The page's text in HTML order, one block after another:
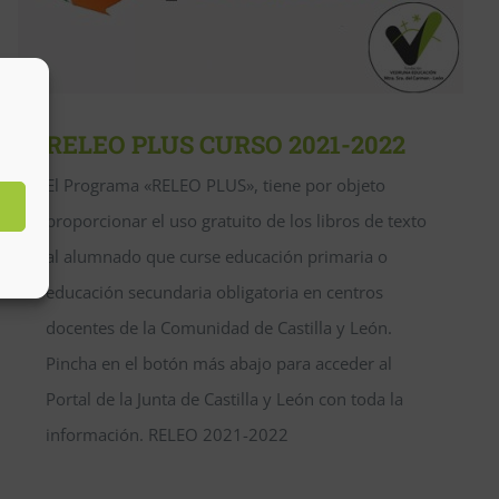
RELEO PLUS CURSO 2021-2022
El Programa «RELEO PLUS», tiene por objeto
proporcionar el uso gratuito de los libros de texto
al alumnado que curse educación primaria o
educación secundaria obligatoria en centros
docentes de la Comunidad de Castilla y León.
Pincha en el botón más abajo para acceder al
Portal de la Junta de Castilla y León con toda la
información. RELEO 2021-2022